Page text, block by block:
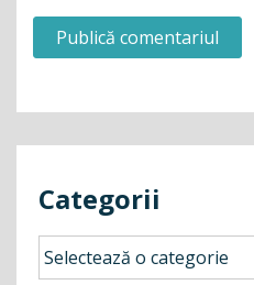
Categorii
Categorii